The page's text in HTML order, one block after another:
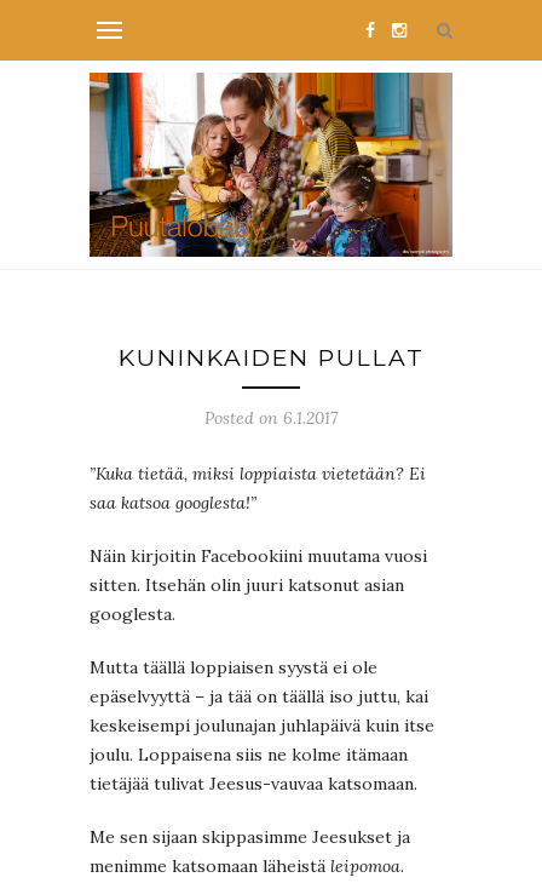
KUNINKAIDEN PULLAT
Posted on 6.1.2017
”Kuka tietää, miksi loppiaista vietetään? Ei
saa katsoa googlesta!”
Näin kirjoitin Facebookiini muutama vuosi
sitten. Itsehän olin juuri katsonut asian
googlesta.
Mutta täällä loppiaisen syystä ei ole
epäselvyyttä – ja tää on täällä iso juttu, kai
keskeisempi joulunajan juhlapäivä kuin itse
joulu. Loppaisena siis ne kolme itämaan
tietäjää tulivat Jeesus-vauvaa katsomaan.
Me sen sijaan skippasimme Jeesukset ja
menimme katsomaan läheistä leipomoa.